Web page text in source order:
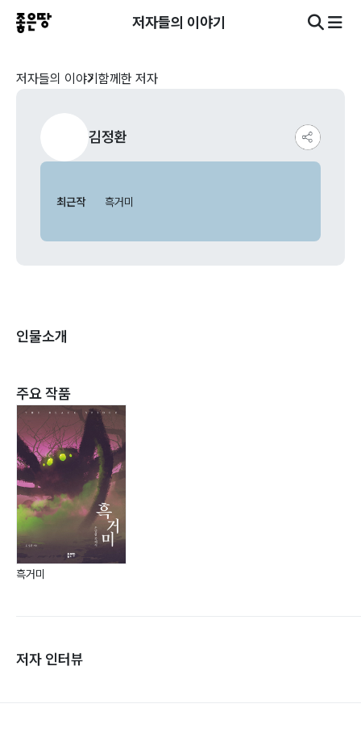
저자들의 이야기
저자들의 이야기 함께한 저자
김정환
최근작 흑거미
인물소개
주요 작품
흑거미
저자 인터뷰